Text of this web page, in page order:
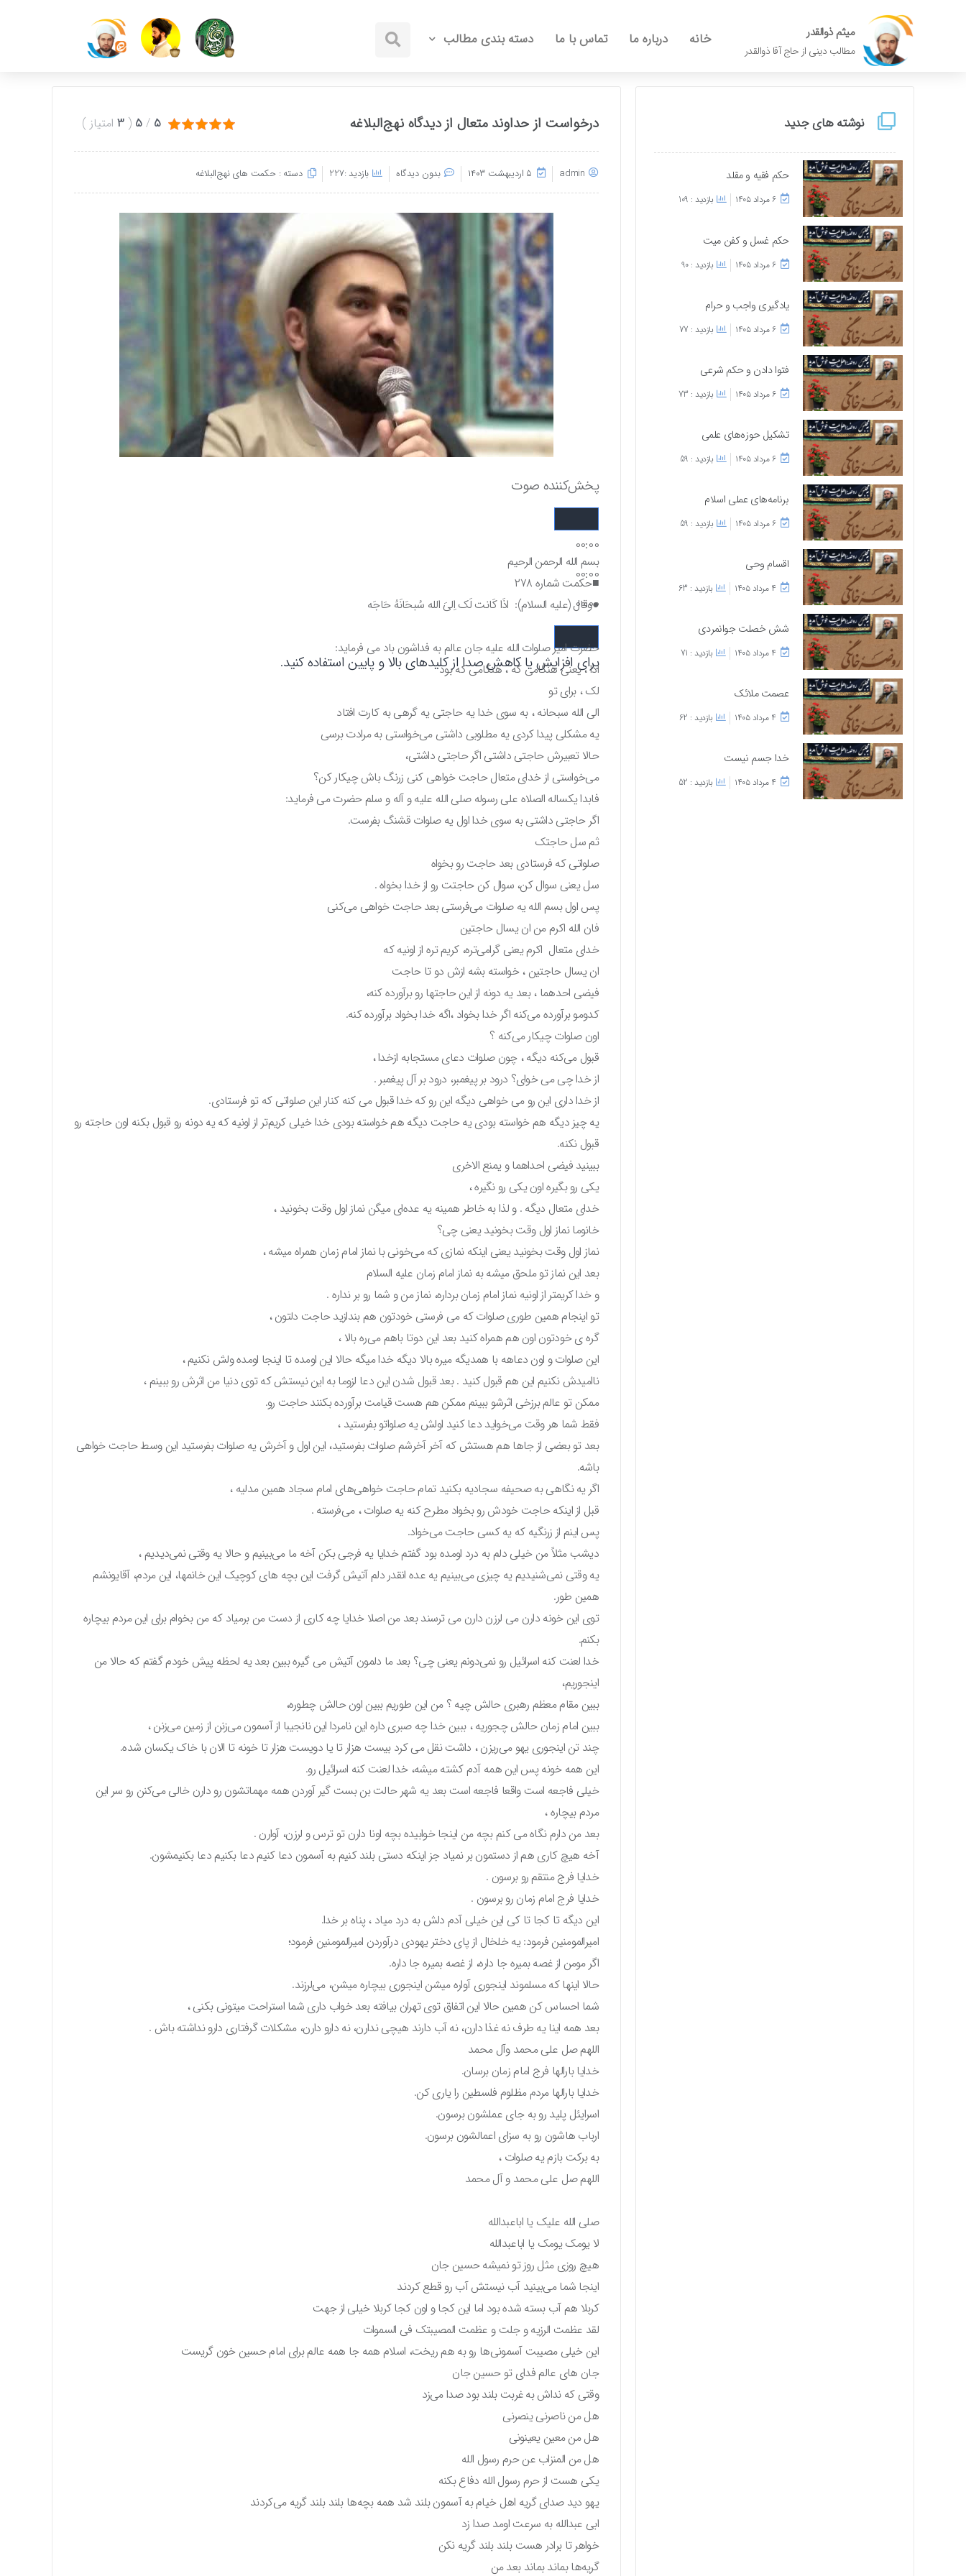
میثم ذوالقدر
مطالب دینی از حاج آقا ذوالقدر
خانه درباره ما تماس با ما دسته بندی مطالب
نوشته های جدید
حکم فقیه و مقلد
۶ مرداد ۱۴۰۵ بازدید : 109
حکم غسل و کفن میت
۶ مرداد ۱۴۰۵ بازدید : 90
یادگیری واجب و حرام
۶ مرداد ۱۴۰۵ بازدید : 77
فتوا دادن و حکم شرعی
۶ مرداد ۱۴۰۵ بازدید : 73
تشکیل حوزه‌های علمی
۶ مرداد ۱۴۰۵ بازدید : 59
برنامه‌های عملی اسلام
۶ مرداد ۱۴۰۵ بازدید : 59
اقسام وحی
۴ مرداد ۱۴۰۵ بازدید : 63
شش خصلت جوانمردی
۴ مرداد ۱۴۰۵ بازدید : 71
عصمت ملائک
۴ مرداد ۱۴۰۵ بازدید : 62
خدا جسم نیست
۴ مرداد ۱۴۰۵ بازدید : 52
درخواست از حداوند متعال از دیدگاه نهج‌البلاغه 5
/
5
(
3 امتیاز )
admin ۵ اردیبهشت ۱۴۰۳ بدون دیدگاه بازدید :227 دسته : حکمت های نهج‌البلاغه
پخش‌کننده صوت
00:00
00:00
00:00
برای افزایش یا کاهش صدا از کلیدهای بالا و پایین استفاده کنید.
بسم الله الرحمن الرحیم
■حکمت شماره ۲۷۸
●وقال (علیه السلام): اذَا کَانت لَک اِلیَ الله سُبحَانَهُ حَاجَه
حضرت امیر صلوات الله علیه جان عالم به فداشون باد می فرماید:
اذا ، یعنی هنگامی که ، هنگامی که بود
لک ، برای تو
الی الله سبحانه ، به سوی خدا یه حاجتی یه گرهی به کارت افتاد
یه مشکلی پیدا کردی یه مطلوبی داشتی می‌خواستی به مرادت برسی
حالا تعبیرش حاجتی داشتی اگر حاجتی داشتی،
می‌خواستی از خدای متعال حاجت خواهی کنی زرنگ باش چیکار کن؟
فابدا یکساله الصلاه علی رسوله صلی الله علیه و آله و سلم حضرت می فرماید:
اگر حاجتی داشتی به سوی خدا اول یه صلوات قشنگ بفرست.
ثم سل حاجتک
صلواتی که فرستادی بعد حاجت رو بخواه
سل یعنی سوال کن، سوال کن حاجتت رو از خدا بخواه .
پس اول بسم الله یه صلوات می‌فرستی بعد حاجت خواهی می‌کنی
فان الله اکرم من ان یسال حاجتین
خدای متعال اکرم یعنی گرامی‌تره، کریم تره از اونیه که
ان یسال حاجتین ، خواسته بشه ازش دو تا حاجت‌
فیضی احدهما ، بعد یه دونه از این حاجتها رو برآورده کنه،
کدومو برآورده می‌کنه اگر خدا بخواد ،اگه خدا بخواد برآورده کنه.
اون صلوات چیکار می‌کنه ؟
قبول می‌کنه دیگه ، چون صلوات دعای مستجابه ازخدا ،
از خدا چی می خوای؟ درود بر پیغمبر، درود بر آل پیغمبر .
از خدا داری این رو می خواهی دیگه این رو که خدا قبول می کنه کنار این صلواتی که تو فرستادی.
یه چیز دیگه هم خواسته بودی یه حاجت دیگه هم خواسته بودی خدا خیلی کریم‌تر از اونیه که یه دونه رو قبول بکنه اون حاجته رو
قبول نکنه.
ببینید فیضی احداهما و یمنع الاخری
یکی رو بگیره اون یکی رو نگیره ،
خدای متعال دیگه . و لذا به خاطر همینه یه عده‌ای میگن نماز اول وقت بخونید ،
خانوما نماز اول وقت بخونید یعنی چی؟
نماز اول وقت بخونید یعنی اینکه نمازی که می‌خونی با نماز امام زمان همراه میشه ،
بعد این نماز تو ملحق میشه به نماز امام زمان علیه السلام
و خدا کریمتر از اونیه نماز امام زمان برداره، نماز من و شما رو بر نداره .
تو اینجام همین طوری صلوات که می فرستی خودتون هم بندازید حاجت دلتون ،
گره ی خودتون اون هم همراه کنید بعد این دوتا باهم می‌ره بالا ،
این صلوات و اون دعاهه با همدیگه میره بالا دیگه خدا میگه حالا این اومده تا اینجا اومده ولش نکنیم ،
ناامیدش نکنیم این هم قبول کنید . بعد قبول شدن این دعا لزوما به این نیستش که توی دنیا من اثرش رو ببینم ،
ممکن تو عالم برزخی اثرشو ببینم ممکن هم هست قیامت برآورده بکنند حاجت رو.
فقط شما هر وقت می‌خواید دعا کنید اولش یه صلواتو بفرستید ،
بعد تو بعضی از جاها هم هستش که آخر آخرشم صلوات بفرستید، این اول و آخرش یه صلوات بفرستید این وسط حاجت خواهی
باشه.
اگر یه نگاهی به صحیفه سجادیه بکنید تمام حاجت خواهی‌های امام سجاد همین مدلیه ،
قبل از اینکه حاجت خودش رو بخواد مطرح کنه یه صلوات ، می‌فرسته .
پس اینم از زرنگیه که یه کسی حاجت می‌خواد.
دیشب مثلاً من خیلی دلم به درد اومده بود گفتم خدایا یه فرجی بکن آخه ما می‌بینیم و حالا یه وقتی نمی‌دیدیم ،
یه وقتی نمی‌شنیدیم یه چیزی می‌بینیم یه عده انقدر دلم آتیش گرفت این بچه های کوچیک این خانمها، این مردم، آقایونشم
همین طور.
توی این خونه دارن می لرزن دارن می ترسند بعد من اصلا خدایا چه کاری از دست من برمیاد که من بخوام برای این مردم بیچاره
بکنم.
خدا لعنت کنه اسرائیل رو نمی‌دونم یعنی چی؟ بعد ما دلمون آتیش می گیره ببین بعد یه لحظه پیش خودم گفتم که حالا من
اینجوریم،
ببین مقام معظم رهبری حالش چیه ؟ من این طوریم ببین اون حالش چطوره،
ببین امام زمان حالش چجوریه ، ببین خدا چه صبری داره این نامردا این نانجیبا از آسمون می‌زنن از زمین می‌زنن ،
چند تن اینجوری یهو می‌ریزن ، داشت نقل می کرد بیست هزار تا یا دویست هزار تا خونه تا الان با خاک یکسان شده.
این همه خونه پس این همه آدم کشته میشه، خدا لعنت کنه اسرائیل رو.
خیلی فاجعه است واقعا فاجعه است بعد یه شهر حالت بن بست گیر آوردن همه مهماتشون رو دارن خالی می‌کنن رو سر این
مردم بیچاره ،
بعد من دارم نگاه می کنم بچه من اینجا خوابیده بچه اونا دارن تو ترس و لرزن، آوارن .
آخه هیچ کاری هم از دستمون بر نمیاد جز اینکه دستی بلند کنیم به آسمون دعا کنیم دعا بکنیم دعا بکنیمشون.
خدایا فرج منتقم رو برسون .
خدایا فرج امام زمان رو برسون .
این دیگه تا کجا تا کی این خیلی آدم دلش به درد میاد ، پناه بر خدا.
امیرالمومنین فرمود: یه خلخال از پای دختر یهودی درآوردن امیرالمومنین فرمود؛
اگر مومن از غصه بمیره جا داره، از غصه بمیره جا داره.
حالا اینها که مسلموند اینجوری آواره میشن اینجوری بیچاره میشن، می‌لرزند.
شما احساس کن همین حالا این اتفاق توی تهران بیافته بعد خواب داری شما استراحت میتونی بکنی ،
بعد همه اینا یه طرف نه غذا دارن، نه آب دارند هیچی ندارن، نه دارو دارن، مشکلات گرفتاری دارو نداشته باش .
اللهم صل علی محمد وآل محمد
خدایا بارالها فرج امام زمان برسان.
خدایا بارالها مردم مظلوم فلسطین را یاری کن.
اسرایئل پلید رو به جای عملشون برسون.
ارباب هاشون رو به سزای اعمالشون برسون.
به برکت بازم یه صلوات ،
اللهم صل علی محمد و آل محمد
صلی الله علیک یا اباعبدالله
لا یومک یومک یا اباعبدالله
هیچ روزی مثل روز تو نمیشه حسین جان
اینجا شما می‌بینید آب نیستش آب رو قطع کردند
کربلا هم آب بسته شده بود اما این کجا و اون کجا کربلا خیلی از جهت
لقد عظمت الرزیه و جلت و عظمت المصیبتک فی السموات
این خیلی مصیبت آسمونی‌ها رو به هم ریخت، اسلام همه جا همه عالم برای امام حسین خون گریست
جان های عالم فدای تو حسین جان
وقتی که نداش به غربت بلند بود صدا می‌زد
هل من ناصرنی ینصرنی
هل من معین یعینونی
هل من المنزاب عن حرم رسول الله
یکی هست از حرم رسول الله دفاع بکنه
یهو دید صدای گریه اهل خیام به آسمون بلند شد همه بچه‌ها بلند بلند گریه می‌کردند
ابی عبدالله به سرعت اومد صدا زد
خواهر تا برادر هست بلند بلند گریه نکن
گریه‌ها بماند بماند بعد من